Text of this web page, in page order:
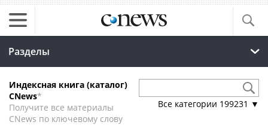
Разделы
Индексная книга (каталог)
CNews*
Получите все материалы
CNews по ключевому слову
Все категории 199231 ▼